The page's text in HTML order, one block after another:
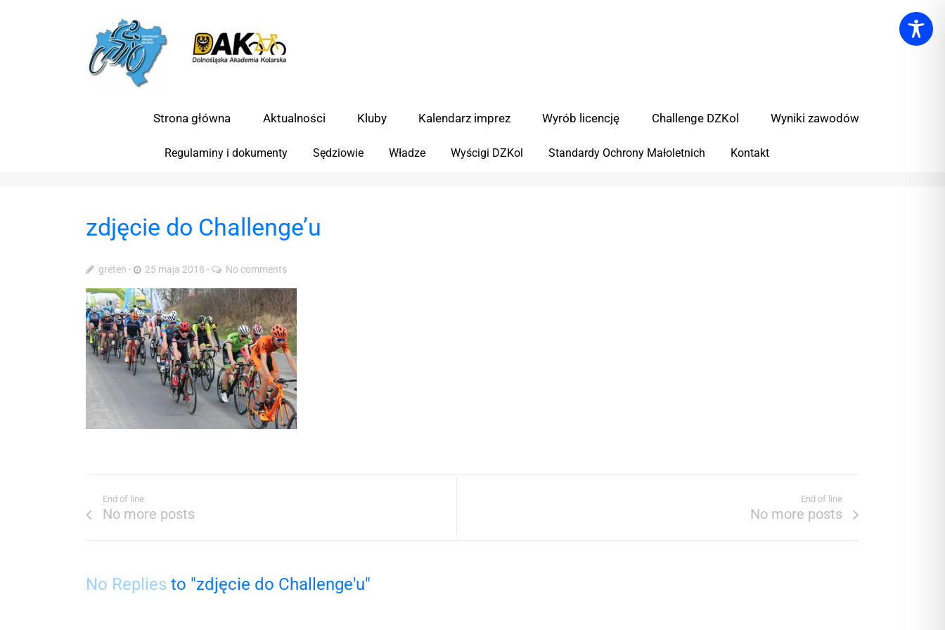
Strona główna Aktualności Kluby Kalendarz imprez Wyrób licencję Challenge DZKol Wyniki zawodów
Regulaminy i dokumenty Sędziowie Władze Wyścigi DZKol Standardy Ochrony Małoletnich Kontakt
zdjęcie do Challenge’u
greten 25 maja 2018 No comments
End of line
No more posts
End of line
No more posts
No Replies to "zdjęcie do Challenge'u"